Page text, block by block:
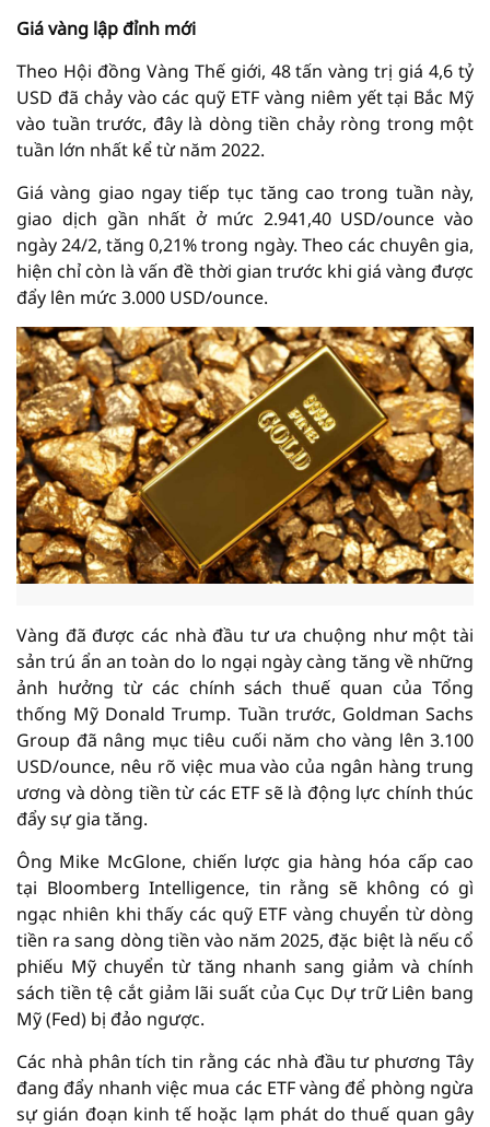
Giá vàng lập đỉnh mới
Theo Hội đồng Vàng Thế giới, 48 tấn vàng trị giá 4,6 tỷ
USD đã chảy vào các quỹ ETF vàng niêm yết tại Bắc Mỹ
vào tuần trước, đây là dòng tiền chảy ròng trong một
tuần lớn nhất kể từ năm 2022.
Giá vàng giao ngay tiếp tục tăng cao trong tuần này,
giao dịch gần nhất ở mức 2.941,40 USD/ounce vào
ngày 24/2, tăng 0,21% trong ngày. Theo các chuyên gia,
hiện chỉ còn là vấn đề thời gian trước khi giá vàng được
đẩy lên mức 3.000 USD/ounce.
Vàng đã được các nhà đầu tư ưa chuộng như một tài
sản trú ẩn an toàn do lo ngại ngày càng tăng về những
ảnh hưởng từ các chính sách thuế quan của Tổng
thống Mỹ Donald Trump. Tuần trước, Goldman Sachs
Group đã nâng mục tiêu cuối năm cho vàng lên 3.100
USD/ounce, nêu rõ việc mua vào của ngân hàng trung
ương và dòng tiền từ các ETF sẽ là động lực chính thúc
đẩy sự gia tăng.
Ông Mike McGlone, chiến lược gia hàng hóa cấp cao
tại Bloomberg Intelligence, tin rằng sẽ không có gì
ngạc nhiên khi thấy các quỹ ETF vàng chuyển từ dòng
tiền ra sang dòng tiền vào năm 2025, đặc biệt là nếu cổ
phiếu Mỹ chuyển từ tăng nhanh sang giảm và chính
sách tiền tệ cắt giảm lãi suất của Cục Dự trữ Liên bang
Mỹ (Fed) bị đảo ngược.
Các nhà phân tích tin rằng các nhà đầu tư phương Tây
đang đẩy nhanh việc mua các ETF vàng để phòng ngừa
sự gián đoạn kinh tế hoặc lạm phát do thuế quan gây